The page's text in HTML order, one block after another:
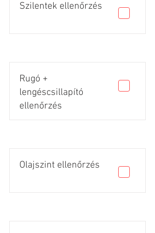
Szilentek ellenőrzés
Rugó +
lengéscsillapító
ellenőrzés
Olajszint ellenőrzés